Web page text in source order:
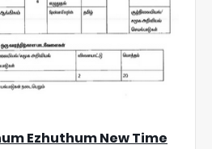
Ezhuthum New Time